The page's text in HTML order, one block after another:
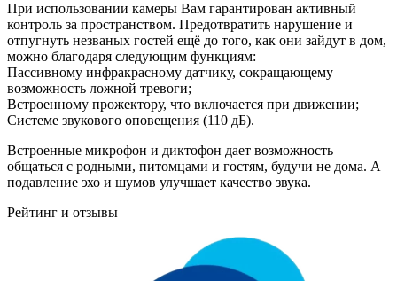
При использовании камеры Вам гарантирован активный
контроль за пространством. Предотвратить нарушение и
отпугнуть незваных гостей ещё до того, как они зайдут в дом,
можно благодаря следующим функциям:
Пассивному инфракрасному датчику, сокращающему
возможность ложной тревоги;
Встроенному прожектору, что включается при движении;
Системе звукового оповещения (110 дБ).
Встроенные микрофон и диктофон дает возможность
общаться с родными, питомцами и гостям, будучи не дома. А
подавление эхо и шумов улучшает качество звука.
Рейтинг и отзывы